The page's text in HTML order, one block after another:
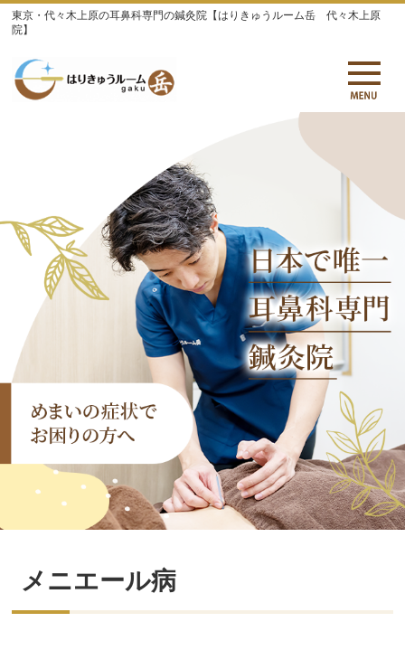
東京・代々木上原の耳鼻科専門の鍼灸院【はりきゅうルーム岳 代々木上原
院】
メニエール病